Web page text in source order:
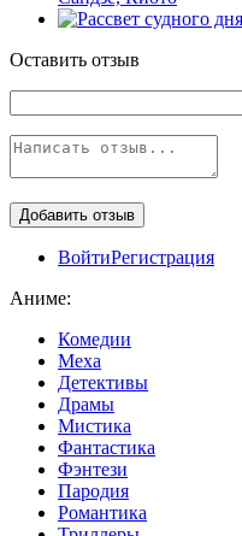
Оставить отзыв
ВойтиРегистрация
Аниме:
Комедии
Меха
Детективы
Драмы
Мистика
Фантастика
Фэнтези
Пародия
Романтика